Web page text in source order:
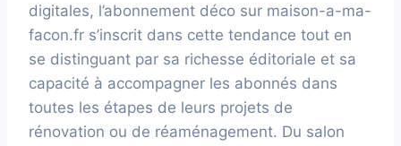
digitales, l’abonnement déco sur maison-a-ma-
facon.fr s’inscrit dans cette tendance tout en
se distinguant par sa richesse éditoriale et sa
capacité à accompagner les abonnés dans
toutes les étapes de leurs projets de
rénovation ou de réaménagement. Du salon